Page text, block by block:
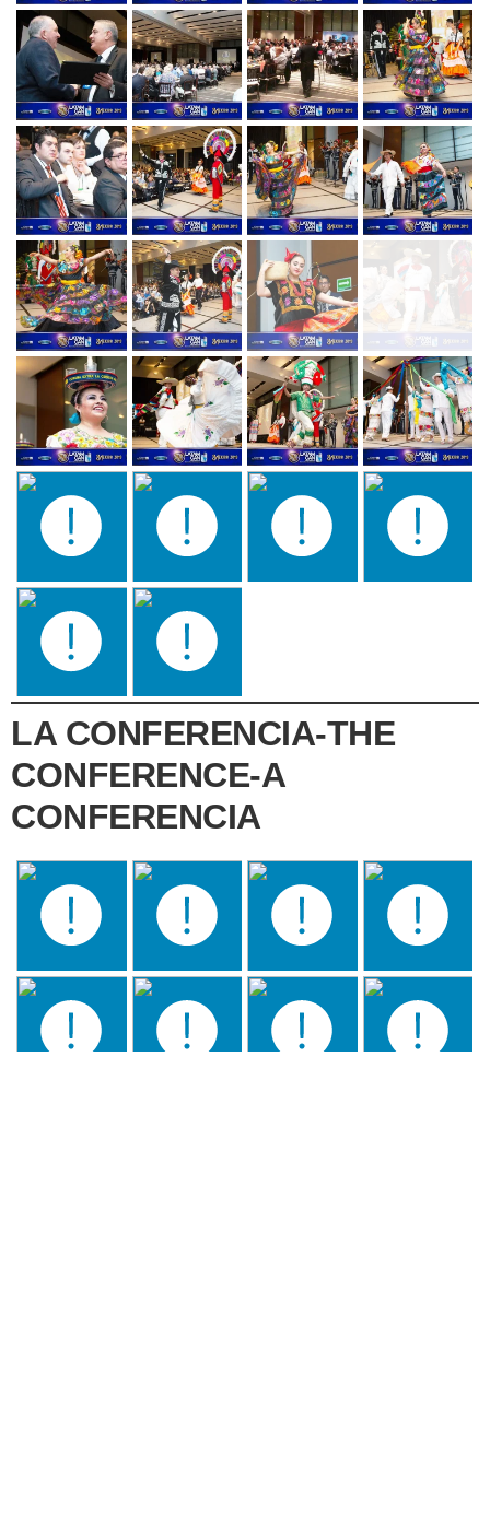
LA CONFERENCIA-THE
CONFERENCE-A
CONFERENCIA